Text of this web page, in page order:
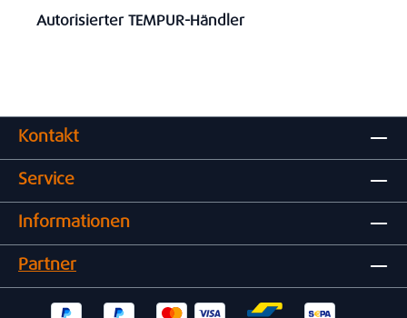
Autorisierter TEMPUR-Händler
Kontakt
Service
Informationen
Partner